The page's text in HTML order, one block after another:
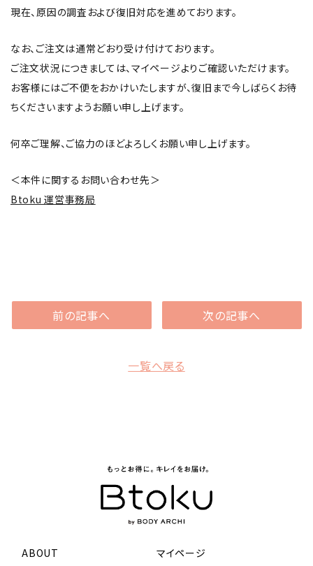
新着
ガチ選部
特集
よくあるご質問
現在、原因の調査および復旧対応を進めております。
なお、ご注文は通常どおり受け付けております。
ご注文状況につきましては、マイページよりご確認いただけます。
お客様にはご不便をおかけいたしますが、復旧まで今しばらくお待
ちくださいますようお願い申し上げます。
何卒ご理解、ご協力のほどよろしくお願い申し上げます。
＜本件に関するお問い合わせ先＞
Btoku 運営事務局
前の記事へ
一覧へ戻る
次の記事へ
ABOUT マイページ